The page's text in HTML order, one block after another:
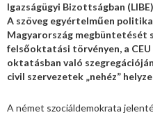
Igazságügyi Bizottságban
A szöveg egyértelműen
Magyarország megbüntetését
felsőoktatási törvényen, a
oktatásban való
civil szervezetek „nehéz”
A német szociáldemokrata